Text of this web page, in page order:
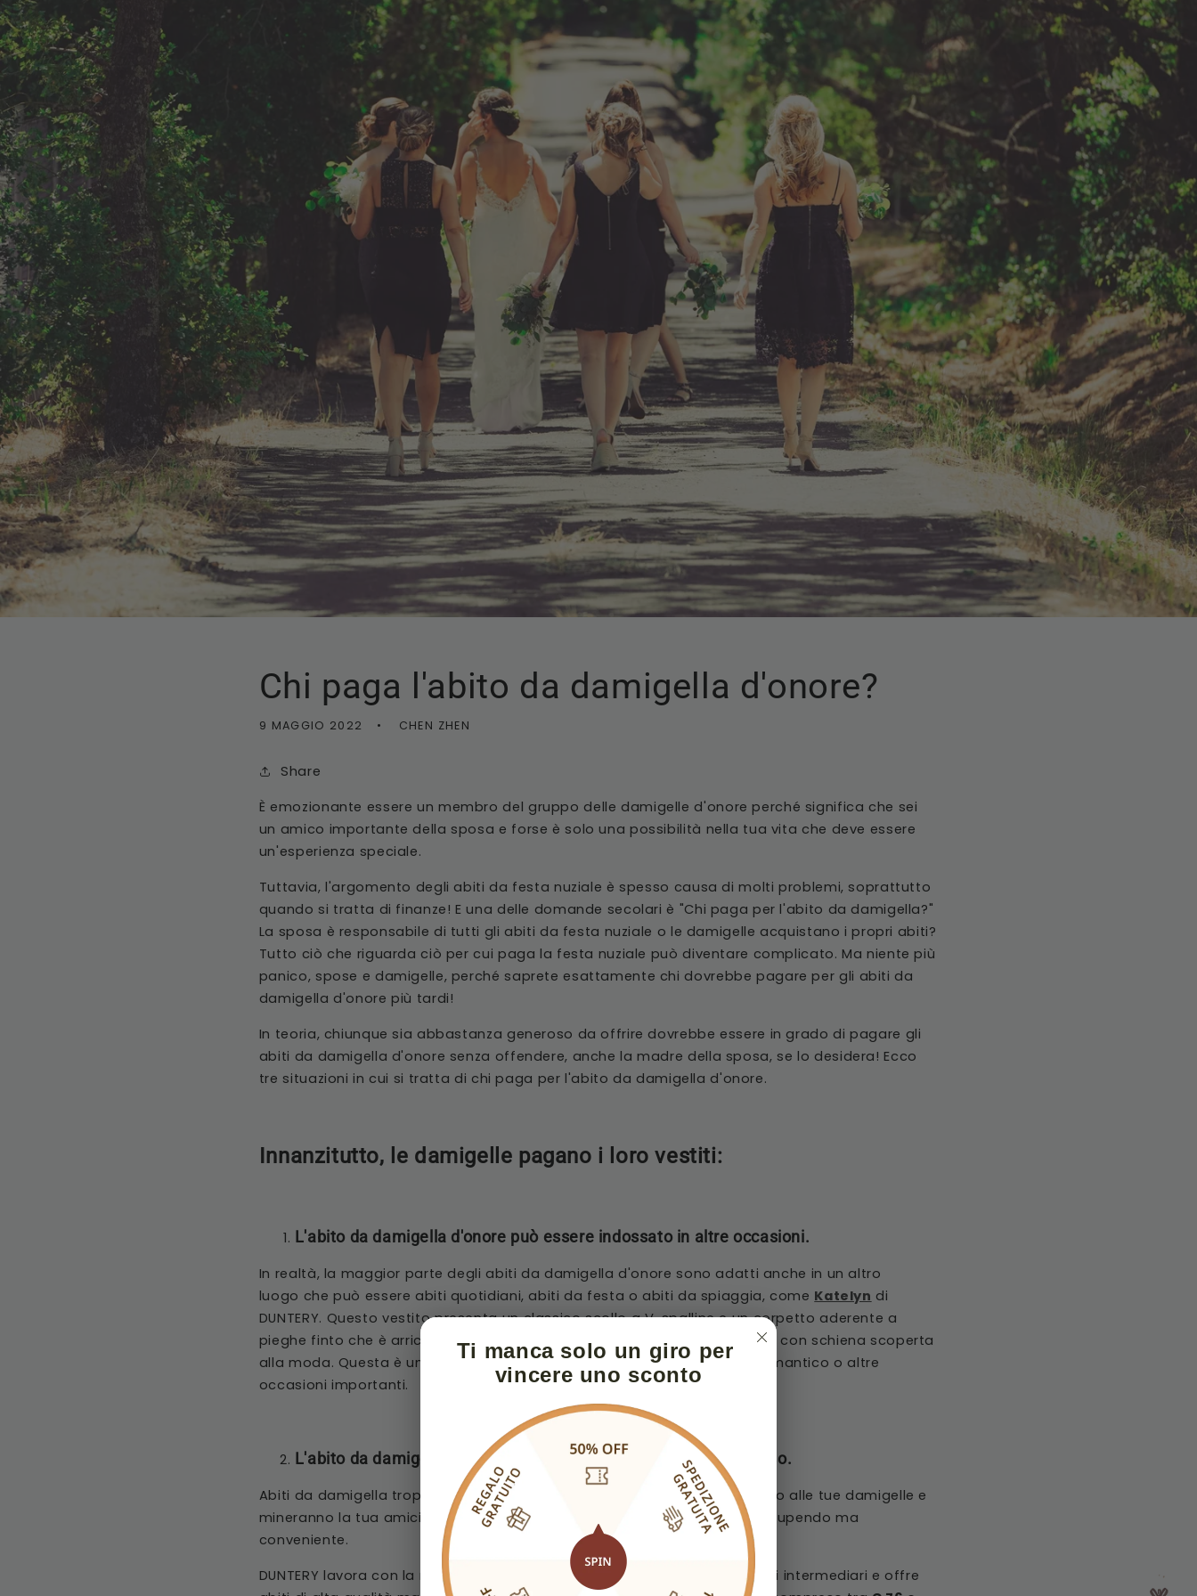
Ti manca solo un giro per
vincere uno sconto
Chi paga l'abito da damigella d'onore?
9 MAGGIO 2022 CHEN ZHEN
Share
È emozionante essere un membro del gruppo delle damigelle d'onore perché significa che sei
un amico importante della sposa e forse è solo una possibilità nella tua vita che deve essere
un'esperienza speciale.
Tuttavia, l'argomento degli abiti da festa nuziale è spesso causa di molti problemi, soprattutto
quando si tratta di finanze! E una delle domande secolari è "Chi paga per l'abito da damigella?"
La sposa è responsabile di tutti gli abiti da festa nuziale o le damigelle acquistano i propri abiti?
Tutto ciò che riguarda ciò per cui paga la festa nuziale può diventare complicato. Ma niente più
panico, spose e damigelle, perché saprete esattamente chi dovrebbe pagare per gli abiti da
damigella d'onore più tardi!
In teoria, chiunque sia abbastanza generoso da offrire dovrebbe essere in grado di pagare gli
abiti da damigella d'onore senza offendere, anche la madre della sposa, se lo desidera! Ecco
tre situazioni in cui si tratta di chi paga per l'abito da damigella d'onore.
Innanzitutto, le damigelle pagano i loro vestiti:
L'abito da damigella d'onore può essere indossato in altre occasioni.
In realtà, la maggior parte degli abiti da damigella d'onore sono adatti anche in un altro
luogo che può essere abiti quotidiani, abiti da festa o abiti da spiaggia, come Katelyn di
DUNTERY. Questo vestito presenta un classico scollo a V, spalline e un corpetto aderente a
pieghe finto che è arricchito da spacchi laterali sulle gambe. Completato con schiena scoperta
alla moda. Questa è una scelta femminile perfetta per un matrimonio romantico o altre
occasioni importanti.
L'abito da damigella d'onore non dovrebbe essere troppo costoso.
Abiti da damigella troppo costosi potrebbero causare un onere finanziario alle tue damigelle e
mineranno la tua amicizia. Quindi la scelta migliore è trovare un vestito stupendo ma
conveniente.
DUNTERY lavora con la nostra fabbrica per ridurre il costo aggiuntivo degli intermediari e offre